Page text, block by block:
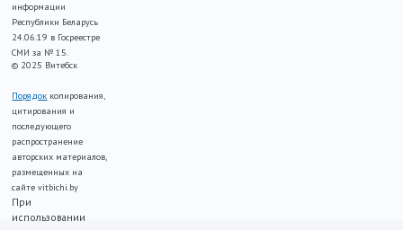
информации
Республики Беларусь
24.06.19 в Госреестре
СМИ за № 15.
© 2025 Витебск
Порядок копирования,
цитирования и
последующего
распространение
авторских материалов,
размещенных на
сайте vitbichi.by
При
использовании